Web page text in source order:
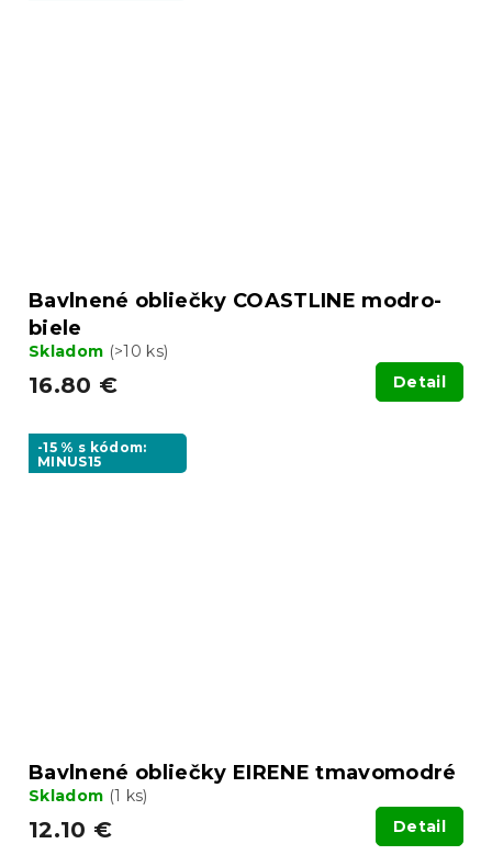
Bavlnené obliečky COASTLINE modro-
biele
Skladom (>10 ks)
16.80 € Detail
-15 % s kódom:
MINUS15
Bavlnené obliečky EIRENE tmavomodré
Skladom (1 ks)
12.10 € Detail